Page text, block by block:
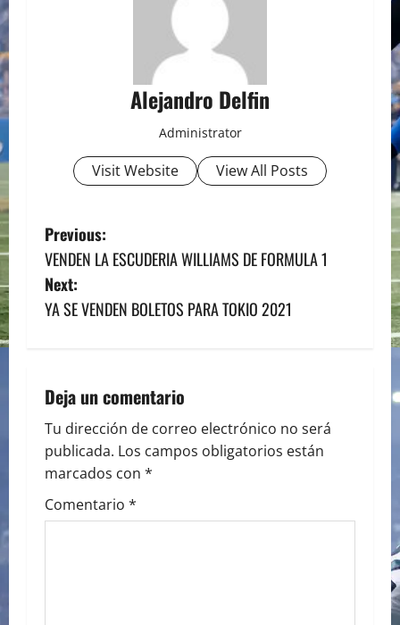
Alejandro Delfin
Administrator
Visit Website View All Posts
P
o
s
n
a
v
i
Previous:
VENDEN LA ESCUDERIA WILLIAMS DE FORMULA 1
Next:
YA SE VENDEN BOLETOS PARA TOKIO 2021
Deja un comentario
Tu dirección de correo electrónico no será
publicada. Los campos obligatorios están
marcados con *
Comentario *